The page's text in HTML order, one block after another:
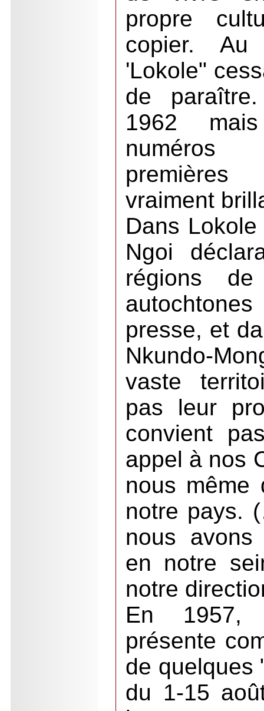
propre
copier.
'Lokole"
de
1962
numéros
vraiment
Dans
Ngoi
régions
presse, et
Nkundo-
vaste
pas leur
convient
appel à nos
nous même
notre pays.
nous
en notre
notre
En 1957,
présente
de quelques
du 1-15